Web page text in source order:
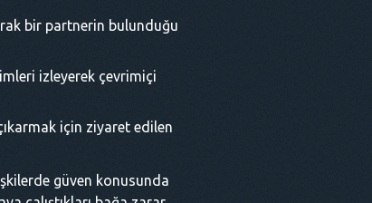
bir partnerin bulunduğu
izleyerek çevrimiçi
için ziyaret edilen
güven konusunda